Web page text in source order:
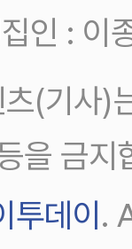
인 : 이
(기사)
을 금지
투데이 .